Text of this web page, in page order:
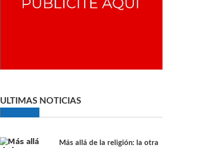
ULTIMAS NOTICIAS
Más allá de la religión: la otra